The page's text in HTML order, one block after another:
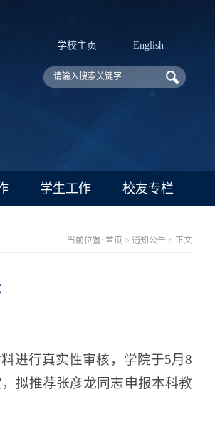
学校主页 | English
学生工作 校友专栏
当前位置: 首页 > 通知公告 > 正文
进行真实性审核，学院于5月8
拟推荐张彦龙同志申报本科教